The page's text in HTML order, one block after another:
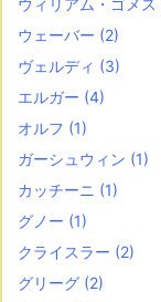
ウィリアム・ゴメス
ウェーバー (2)
ヴェルディ (3)
エルガー (4)
オルフ (1)
ガーシュウィン (1)
カッチーニ (1)
グノー (1)
クライスラー (2)
グリーグ (2)